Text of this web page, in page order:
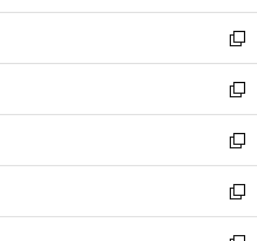
開
く
ウ
で
開
く
ン
ド
ウ
で
開
く
新
し
い
ウ
ィ
ン
ド
ウ
新
し
い
ウ
ィ
ン
新
し
い
ウ
新
し